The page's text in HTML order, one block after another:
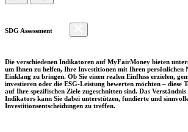
SDG Assessment
Die verschiedenen Indikatoren auf MyFairMoney bieten
um Ihnen zu helfen, Ihre Investitionen mit Ihren persönlichen
Einklang zu bringen. Ob Sie einen realen Einfluss erzielen,
investieren oder die ESG-Leistung bewerten möchten – diese
auf Ihre spezifischen Ziele zugeschnitten sind. Das Verständnis
Indikators kann Sie dabei unterstützen, fundierte und
Investitionsentscheidungen zu treffen.